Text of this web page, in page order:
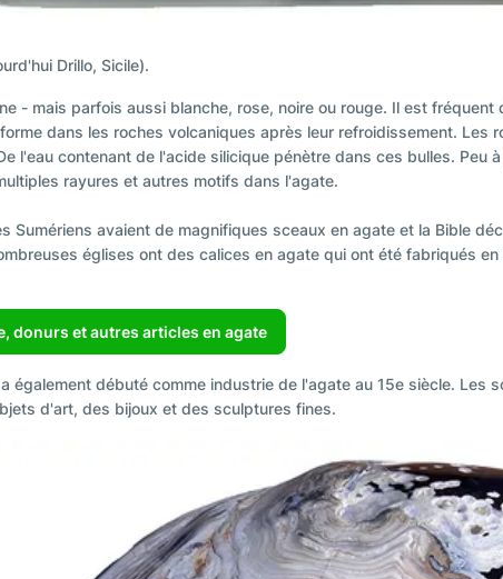
Drillo, Sicile).
- mais parfois aussi blanche, rose, noire ou rouge. Il est fréquent
dans les roches volcaniques après leur refroidissement. Les
l'eau contenant de l'acide silicique pénètre dans ces bulles. Peu
rayures et autres motifs dans l'agate.
Sumériens avaient de magnifiques sceaux en agate et la Bible
églises ont des calices en agate qui ont été fabriqués
donurs et autres articles en agate
également débuté comme industrie de l'agate au 15e siècle. Les
d'art, des bijoux et des sculptures fines.